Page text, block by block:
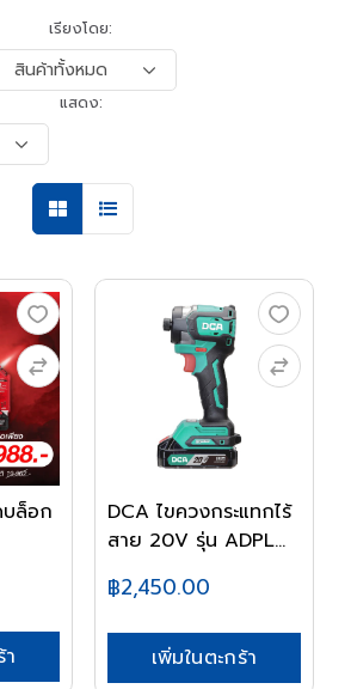
เรียงโดย:
แสดง:
บล็อก
DCA ไขควงกระแทกไร้
สาย 20V รุ่น ADPL...
฿2,450.00
เพิ่มในตะกร้า